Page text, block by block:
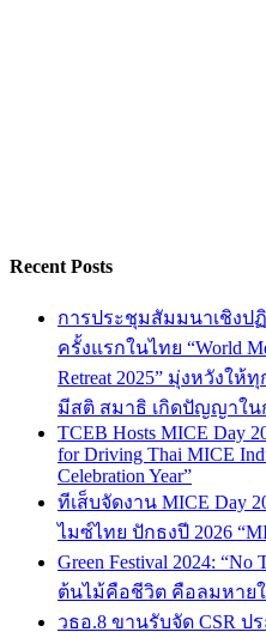
Recent Posts
การประชุมสัมมนาเชิงป
ครั้งแรกในไทย “World
Retreat 2025” มุ่งหวังใ
มีสติ สมาธิ เกิดปัญญาใน
TCEB Hosts MICE Day
for Driving Thai MICE
Celebration Year”
ทีเส็บจัดงาน MICE Day
ไมซ์ไทย ปักธงปี 2026
Green Festival 2024: “No
ต้นไม้คือชีวิต คือลมหาย
วธอ.8 ขานรับจัด CSR ป